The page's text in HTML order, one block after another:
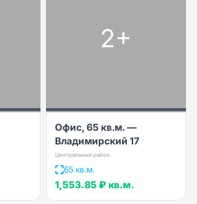
2+
Офис, 65 кв.м. —
Владимирский 17
Центральный район
65 кв.м.
1,553.85 ₽ кв.м.